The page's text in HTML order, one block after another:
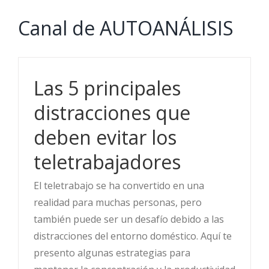
Canal de AUTOANÁLISIS
Las 5 principales
distracciones que
deben evitar los
teletrabajadores
El teletrabajo se ha convertido en una
realidad para muchas personas, pero
también puede ser un desafío debido a las
distracciones del entorno doméstico. Aquí te
presento algunas estrategias para